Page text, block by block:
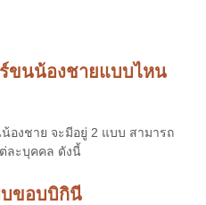
ร์ขนน้องชายแบบไหน
องชาย จะมีอยู่ 2 แบบ สามารถ
ละบุคคล ดังนี้
บขอบบิกินี